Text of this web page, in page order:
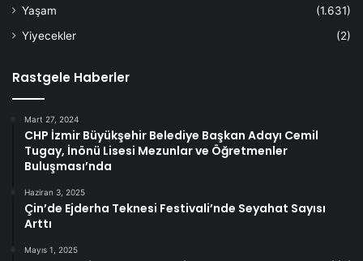
Yaşam
(1.631)
Yiyecekler
(2)
Rastgele Haberler
Mart 27, 2024
CHP İzmir Büyükşehir Belediye Başkan Adayı Cemil
Tugay, İnönü Lisesi Mezunlar ve Öğretmenler
Buluşması’nda
Haziran 3, 2025
Çin’de Ejderha Teknesi Festivali’nde Seyahat Sayısı
Arttı
Mayıs 1, 2025